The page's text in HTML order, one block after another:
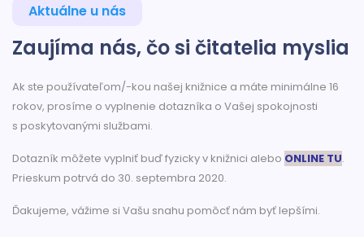
Aktuálne u nás
Zaujíma nás, čo si čitatelia myslia
Ak ste používateľom/-kou našej knižnice a máte minimálne 16
rokov, prosíme o vyplnenie dotazníka o Vašej spokojnosti
s poskytovanými službami.
Dotazník môžete vyplniť buď fyzicky v knižnici alebo ONLINE TU.
Prieskum potrvá do 30. septembra 2020.
Ďakujeme, vážime si Vašu snahu pomôcť nám byť lepšími.